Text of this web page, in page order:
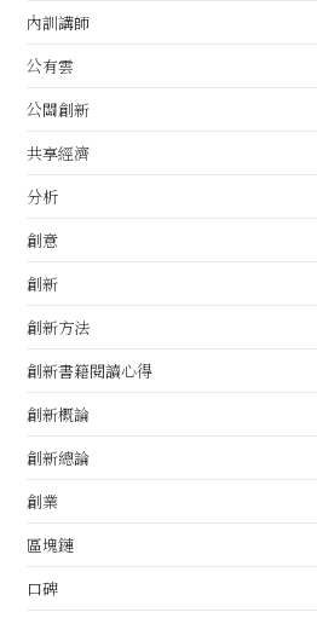
內訓講師
公有雲
公關創新
共享經濟
分析
創意
創新
創新方法
創新書籍閱讀心得
創新概論
創新總論
創業
區塊鏈
口碑